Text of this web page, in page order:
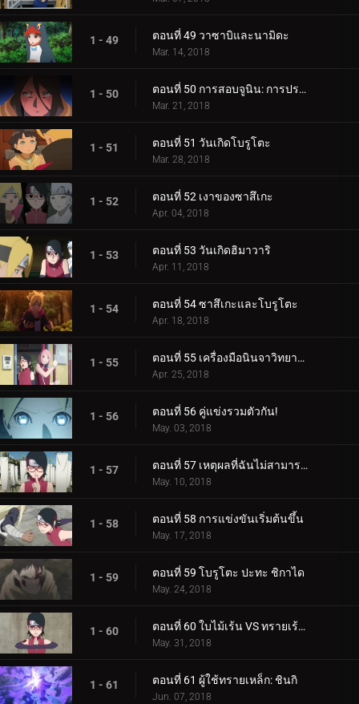
1 - 49 ตอนที่ 49 วาซาบิและนามิดะ
Mar. 14, 2018
1 - 50 ตอนที่ 50 การสอบจูนิน: การประชุมข้อเสนอแนะ
Mar. 21, 2018
1 - 51 ตอนที่ 51 วันเกิดโบรูโตะ
Mar. 28, 2018
1 - 52 ตอนที่ 52 เงาของซาสึเกะ
Apr. 04, 2018
1 - 53 ตอนที่ 53 วันเกิดฮิมาวาริ
Apr. 11, 2018
1 - 54 ตอนที่ 54 ซาสึเกะและโบรูโตะ
Apr. 18, 2018
1 - 55 ตอนที่ 55 เครื่องมือนินจาวิทยาศาสตร์
Apr. 25, 2018
1 - 56 ตอนที่ 56 คู่แข่งรวมตัวกัน!
May. 03, 2018
1 - 57 ตอนที่ 57 เหตุผลที่ฉันไม่สามารถสูญเสีย
May. 10, 2018
1 - 58 ตอนที่ 58 การแข่งขันเริ่มต้นขึ้น
May. 17, 2018
1 - 59 ตอนที่ 59 โบรูโตะ ปะทะ ชิกาได
May. 24, 2018
1 - 60 ตอนที่ 60 ใบไม้เร้น VS ทรายเร้นลับ
May. 31, 2018
1 - 61 ตอนที่ 61 ผู้ใช้ทรายเหล็ก: ชินกิ
Jun. 07, 2018